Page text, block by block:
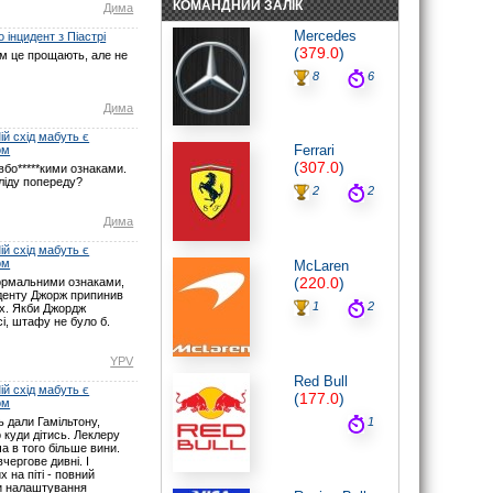
Дима
з Піастрі
це прощають, але не
Дима
схід мабуть є
ознаками.
попереду?
Дима
схід мабуть є
ознаками,
Джорж припинив
Якби Джордж
штафу не було б.
YPV
схід мабуть є
Гамільтону,
дітись. Леклеру
в того більше вини.
дивні. І
на піті - повний
налаштування
noteyu: Мабуть Ви не туди глянули? У
Монако початок о 16:00 за Києвом.
Нічого не змінювалось.
07.06.26 17:21
maxizh: І знову у вас помилки з
часом початку гонки. По вашим
помилкам люди пропускають гонку.
годину початку гонок. Другий рік
косячите. Не серйозно.
07.06.26 15:22
noteyu: Тут трансляцій немає.
Sweden1984: Вітаю шановні.
03.05.26 18:41
: Тепер головна інтрига:
залишиться Кімі лідером на старті чи,
візьме не Джордж, а Кімі.
29.03.26 15:37
noteyu: Перевантаження 50G відчув
Берман під час зіткнення з бар'єром,
повідомив Девід Крофт
Дима: Навряд — Рассел ще більше
КОМАНДНИЙ ЗАЛІК
Mercedes
(379.0)
8 6
Ferrari
(307.0)
2 2
McLaren
(220.0)
1 2
Red Bull
(177.0)
1